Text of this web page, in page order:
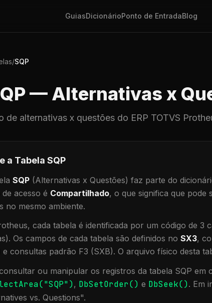
GuiasDicionárioPonto de EntradaBlog
/SQP
— Alternativas x
de alternativas x questões do ERP TOTVS
a Tabela SQP
SQP (Alternativas x Questões) faz parte do
de acesso é Compartilhado, o que significa que pode
no mesmo ambiente.
cada tabela é identificada por um código de 3
Os campos de cada tabela são definidos no SX3,
e consultas padrão F3 (SXB). O arquivo físico desta
ou manipular os registros da tabela SQP em
SQP"), DbSetOrder() e DbSeek(). Em
vs. Questions".